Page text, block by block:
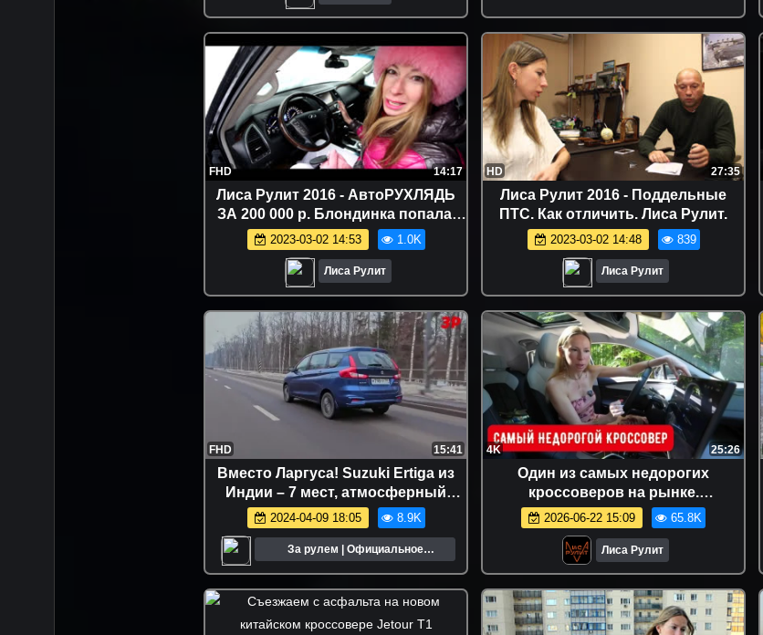
FHD 14:17
Лиса Рулит 2016 - АвтоРУХЛЯДЬ
ЗА 200 000 р. Блондинка попала.
Обзор Лиса Рулит.
2023-03-02 14:53 1.0K
Лиса Рулит
HD 27:35
Лиса Рулит 2016 - Поддельные
ПТС. Как отличить. Лиса Рулит.
2023-03-02 14:48 839
Лиса Рулит
FHD 15:41
Вместо Ларгуса! Suzuki Ertiga из
Индии – 7 мест, атмосферный
мотор, автомат!
2024-04-09 18:05 8.9K
За рулем | Официальное
сообщество
4K 25:26
Один из самых недорогих
кроссоверов на рынке.
Нормальный ли?
2026-06-22 15:09 65.8K
Лиса Рулит